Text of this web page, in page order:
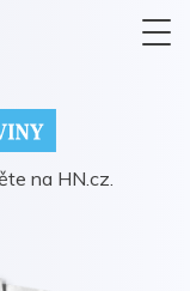
na HN.cz.